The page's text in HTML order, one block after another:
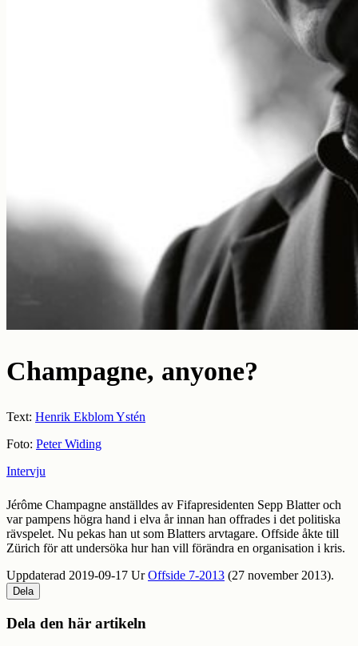
Champagne, anyone?
Text: Henrik Ekblom Ystén
Foto: Peter Widing
Intervju
Jérôme Champagne anställdes av Fifapresidenten Sepp Blatter och
var pampens högra hand i elva år innan han offrades i det politiska
rävspelet. Nu pekas han ut som Blatters arvtagare. Offside åkte till
Zürich för att undersöka hur han vill förändra en organisation i kris.
Uppdaterad 2019-09-17 UrOffside 7-2013 (27 november 2013).
Dela
Dela den här artikeln